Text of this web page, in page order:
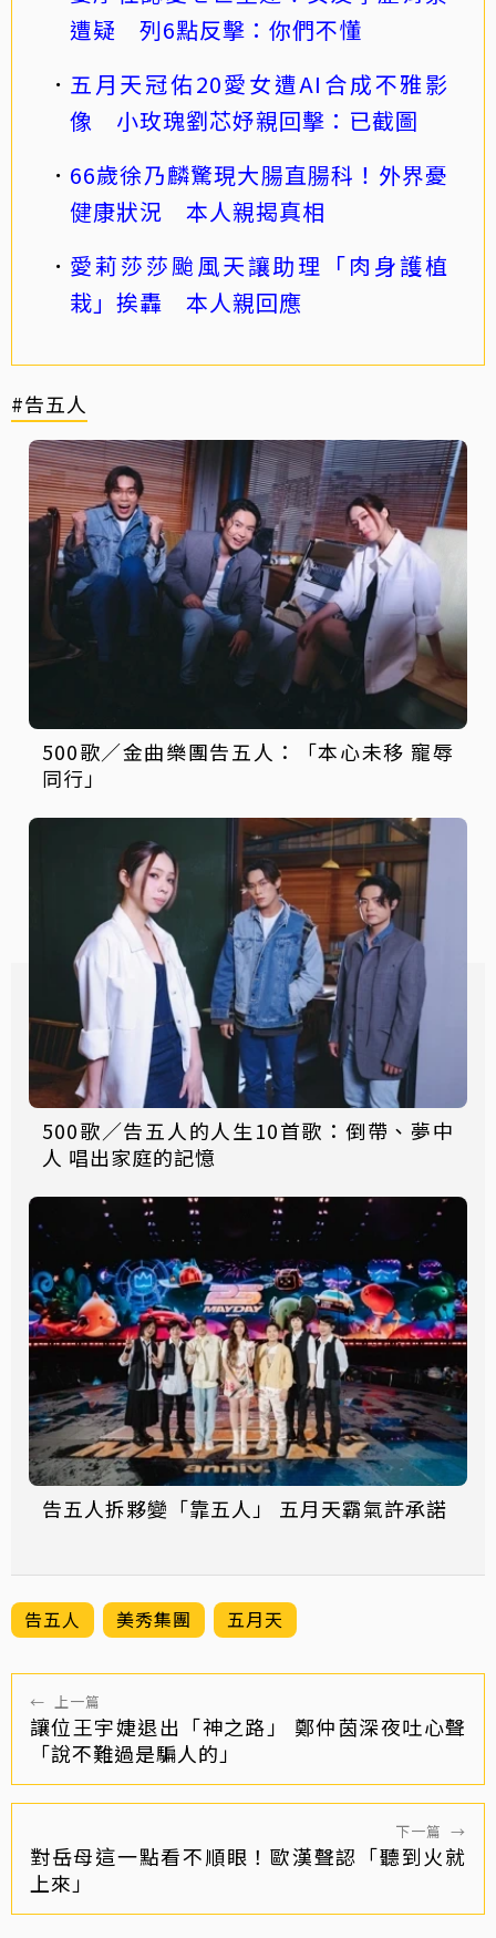
遭疑 列6點反擊：你們不懂
五月天冠佑20愛女遭AI合成不雅影
像 小玫瑰劉芯妤親回擊：已截圖
66歲徐乃麟驚現大腸直腸科！外界憂
健康狀況 本人親揭真相
愛莉莎莎颱風天讓助理「肉身護植
栽」挨轟 本人親回應
#告五人
500歌／金曲樂團告五人：「本心未移 寵辱
同行」
500歌／告五人的人生10首歌：倒帶、夢中
人 唱出家庭的記憶
告五人拆夥變「靠五人」 五月天霸氣許承諾
告五人 美秀集團 五月天
← 上一篇
讓位王宇婕退出「神之路」 鄭仲茵深夜吐心聲
「說不難過是騙人的」
下一篇 →
對岳母這一點看不順眼！歐漢聲認「聽到火就
上來」